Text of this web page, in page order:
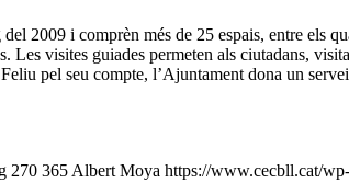
2009 i comprèn més de 25 espais, entre els
Les visites guiades permeten als ciutadans,
pel seu compte, l’Ajuntament dona un
270 365 Albert Moya https://www.cecbll.cat/